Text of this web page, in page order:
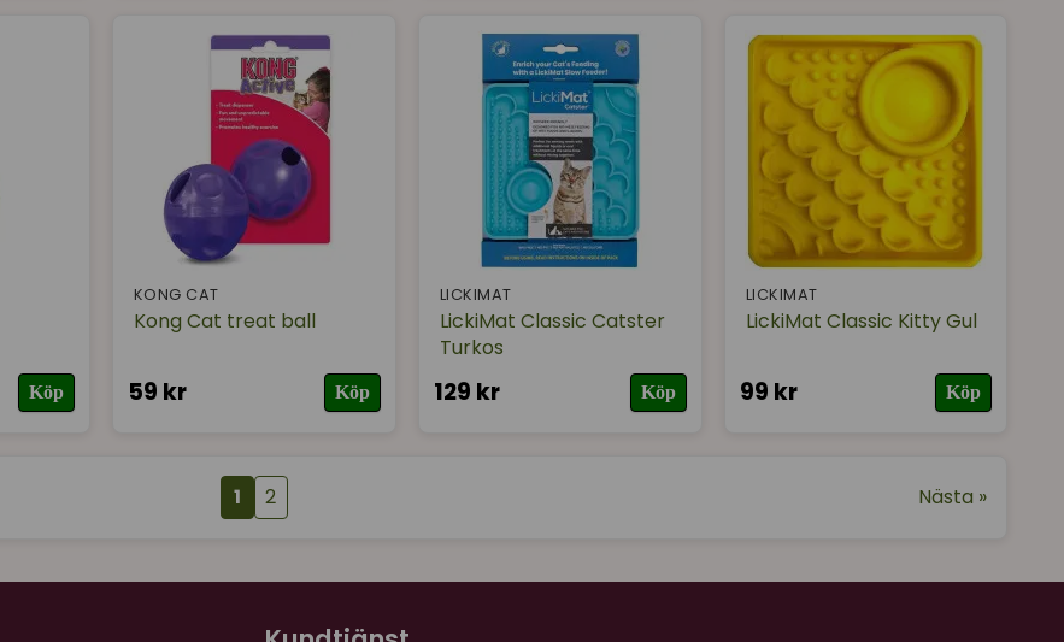
Köp
KONG CAT
Kong Cat treat ball
59 kr Köp
LICKIMAT
LickiMat Classic Catster
Turkos
129 kr Köp
LICKIMAT
LickiMat Classic Kitty Gul
99 kr Köp
1 2 Nästa »